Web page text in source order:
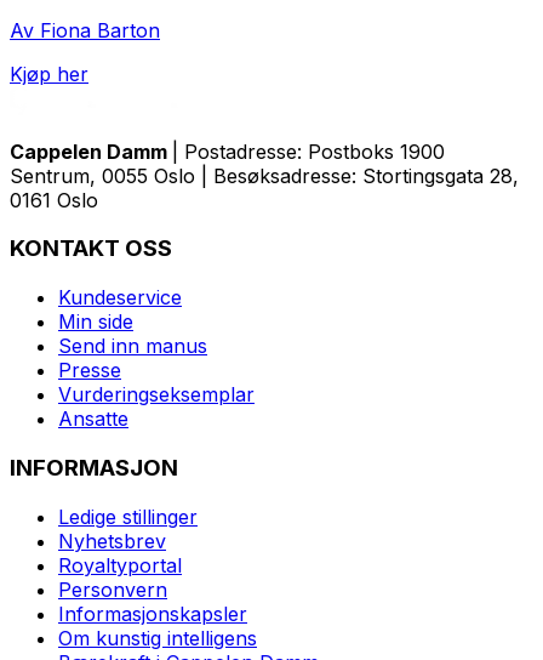
Av Fiona Barton
Kjøp her
Cappelen Damm
| Postadresse: Postboks 1900
Sentrum, 0055 Oslo | Besøksadresse: Stortingsgata 28,
0161 Oslo
KONTAKT OSS
Kundeservice
Min side
Send inn manus
Presse
Vurderingseksemplar
Ansatte
INFORMASJON
Ledige stillinger
Nyhetsbrev
Royaltyportal
Personvern
Informasjonskapsler
Om kunstig intelligens